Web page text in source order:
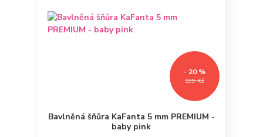
199 Kč
- 20 %
Bavlněná šňůra KaFanta 5 mm PREMIUM -
baby pink